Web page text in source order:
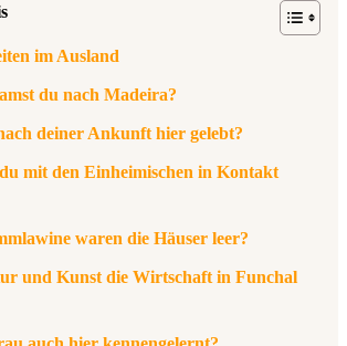
im Ausland
du nach Madeira?
deiner Ankunft hier gelebt?
mit den Einheimischen in Kontakt
waren die Häuser leer?
und Kunst die Wirtschaft in Funchal